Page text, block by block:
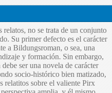
relatos, no se trata de un conjunto
Su primer defecto es el carácter
a Bildungsroman, o sea, una
y formación. Sin embargo,
ser una novela de carácter
socio-histórico bien matizado,
relatitos sobre el valiente Pirx